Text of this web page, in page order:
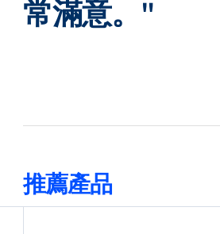
常滿意。"
推薦產品